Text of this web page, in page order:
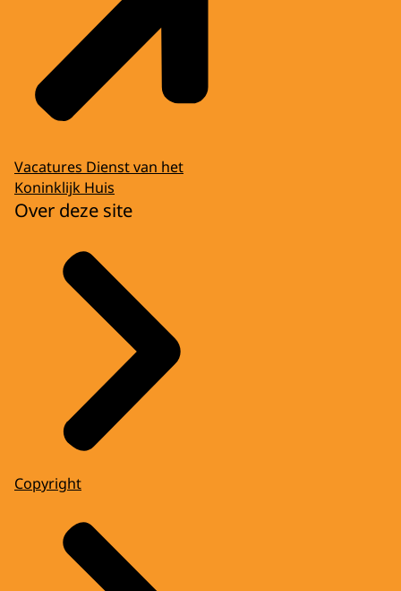
Vacatures Dienst van het
Koninklijk Huis
Over deze site
Copyright